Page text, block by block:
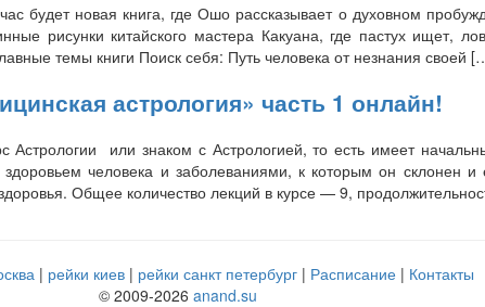
будет новая книга, где Ошо рассказывает о духовном
рисунки китайского мастера Какуана, где пастух ищет,
темы книги Поиск себя: Путь человека от незнания своей
астрология» часть 1 онлайн!
Астрологии или знаком с Астрологией, то есть имеет
человека и заболеваниями, к которым он склонен и
Общее количество лекций в курсе — 9,
рейки киев рейки санкт петербург Расписание
Контакты
© 2009-2026 anand.su